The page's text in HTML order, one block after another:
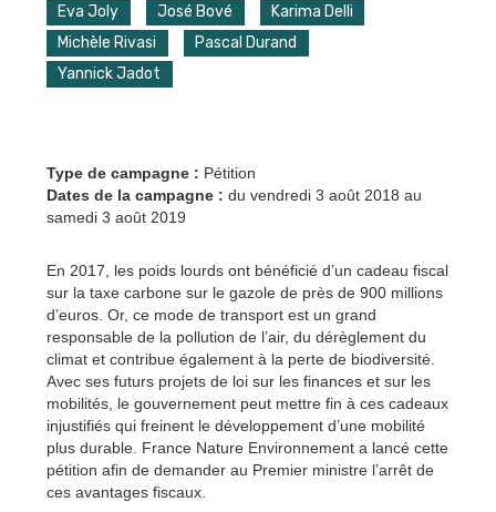
Eva Joly José Bové
Karima Delli
Michèle Rivasi
Pascal Durand
Yannick Jadot
Type de campagne : Pétition
Dates de la campagne : du vendredi 3 août 2018 au
samedi 3 août 2019
En 2017, les poids lourds ont bénéficié d’un cadeau fiscal
sur la taxe carbone sur le gazole de près de 900 millions
d’euros. Or, ce mode de transport est un grand
responsable de la pollution de l’air, du dérèglement du
climat et contribue également à la perte de biodiversité.
Avec ses futurs projets de loi sur les finances et sur les
mobilités, le gouvernement peut mettre fin à ces cadeaux
injustifiés qui freinent le développement d’une mobilité
plus durable. France Nature Environnement a lancé cette
pétition afin de demander au Premier ministre l’arrêt de
ces avantages fiscaux.